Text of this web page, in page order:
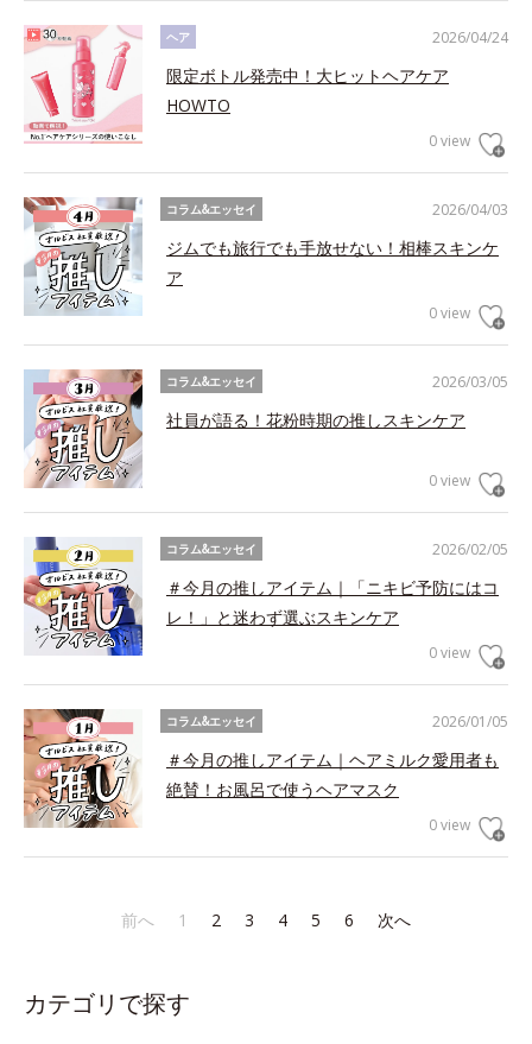
2026/04/24
ヘア
限定ボトル発売中！大ヒットヘアケア
HOWTO
0 view
2026/04/03
コラム&エッセイ
ジムでも旅行でも手放せない！相棒スキンケ
ア
0 view
2026/03/05
コラム&エッセイ
社員が語る！花粉時期の推しスキンケア
0 view
2026/02/05
コラム&エッセイ
＃今月の推しアイテム｜「ニキビ予防にはコ
レ！」と迷わず選ぶスキンケア
0 view
2026/01/05
コラム&エッセイ
＃今月の推しアイテム｜ヘアミルク愛用者も
絶賛！お風呂で使うヘアマスク
0 view
前へ 1 2 3 4 5 6 次へ
カテゴリで探す